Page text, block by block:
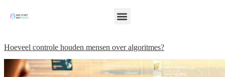
Hoeveel controle houden mensen over algoritmes?